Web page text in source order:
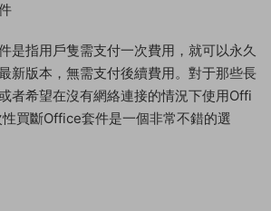
是指用戶隻需支付一次費用，就可以永久
新版本，無需支付後續費用。對于那些長
者希望在沒有網絡連接的情況下使用Offi
買斷Office套件是一個非常不錯的選